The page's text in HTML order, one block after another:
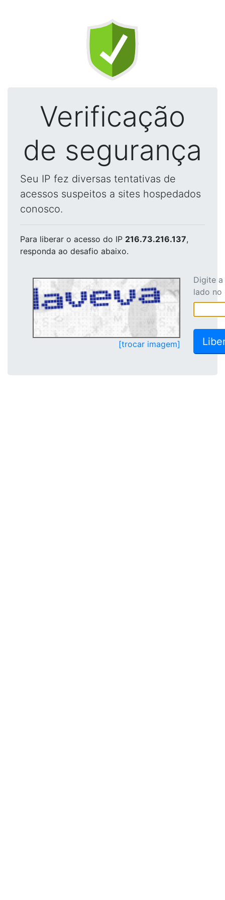
Verificação
de segurança
Seu IP fez diversas tentativas de
acessos suspeitos a sites hospedados
conosco.
Para liberar o acesso do IP 216.73.216.137,
responda ao desafio abaixo.
[trocar imagem]
Digite
lado no